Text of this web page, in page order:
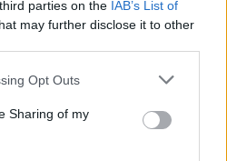
parties on the IAB’s List of
may further disclose it to other
Opt Outs
Sharing of my
Τομς
Μπέκαμ έβρασε
με θαλασσινό νερό